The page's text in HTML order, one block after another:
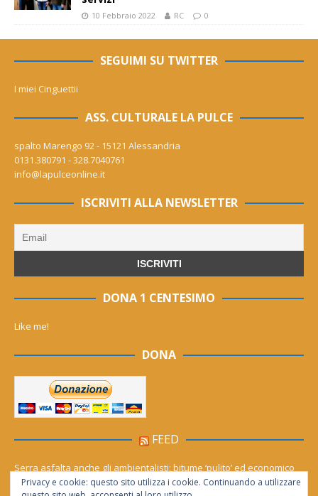
10 Febbraio 2022 RC 0
SEGUIMI SU TWITTER
I miei Cinguettii
ASS. CULTURALE LA PULCE
spalto Marengo 92 - 15121 Alessandria
0131.380791 - 328.7040761
info@lapulceonline.it
ISCRIVITI ALLA NEWSLETTER
DONA 1 CENTESIMO
Like me!
DONA
FEED
Serra asfalta anche gli ambientalisti: bitume ‘pulito’ ed economico
Le migliori agenzie Meta Ads in Italia nel 2026
Privacy e cookie: questo sito utilizza i cookie. Continuando a utilizzare